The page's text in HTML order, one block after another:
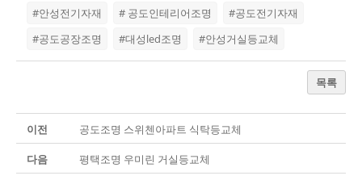
#안성전기자재
# 공도인테리어조명
#공도전기자재
#공도공장조명
#대성led조명 #안성거실등교체
목록
이전 공도조명 스위첸아파트 식탁등교체
다음 평택조명 우미린 거실등교체